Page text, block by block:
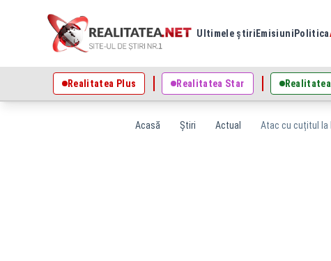
Ultimele știri Emisiuni Politica
Realitatea Plus Realitatea Star
Acasă Știri Actual Atac cu cuțitul la